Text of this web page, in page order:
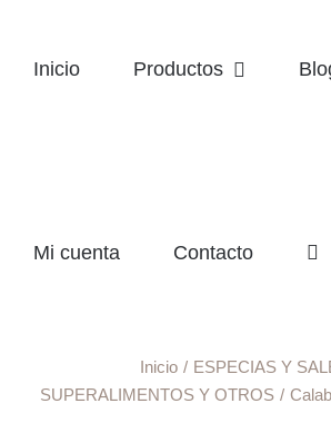
Inicio Productos
Mi cuenta Contacto
Inicio
ESPECIAS Y
SUPERALIMENTOS Y OTROS